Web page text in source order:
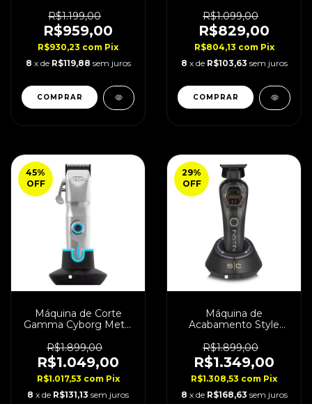
R$1.199,00
R$959,00
R$930,23 com Pix
8 x de R$119,88 sem juros
Bivolt
R$1.099,00
R$829,00
R$804,13 com Pix
8 x de R$103,63 sem juros
45%
OFF
Máquina de Corte
Gamma Cyborg Metal
R$1.899,00
R$1.049,00
R$1.017,53 com Pix
8 x de R$131,13 sem juros
29%
OFF
Máquina de
Acabamento Style
Edition 9.500 Rpm
R$1.899,00
R$1.349,00
R$1.308,53 com Pix
8 x de R$168,63 sem juros